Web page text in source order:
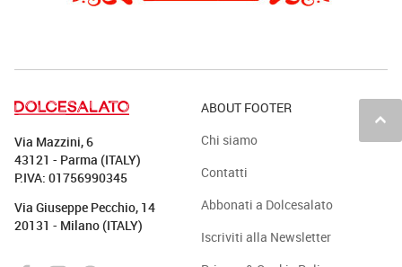
keyboard_arrow_up
Via Mazzini, 6
43121 - Parma (ITALY)
P.IVA: 01756990345
Via Giuseppe Pecchio, 14
20131 - Milano (ITALY)
ABOUT FOOTER
Chi siamo
Contatti
Abbonati a Dolcesalato
Iscriviti alla Newsletter